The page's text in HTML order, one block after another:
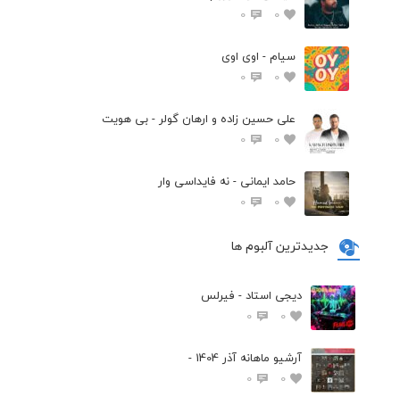
0
0
سیام - اوی اوی
0
0
علی حسین زاده و ارهان گولر - بی هویت
0
0
حامد ایمانی - نه فایداسی وار
0
0
جدیدترین آلبوم ها
دیجی استاد - فیرلس
0
0
آرشیو ماهانه آذر 1404 -
0
0